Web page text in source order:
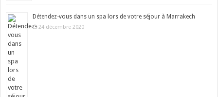
Détendez-vous dans un spa lors de votre séjour à Marrakech
24 décembre 2020